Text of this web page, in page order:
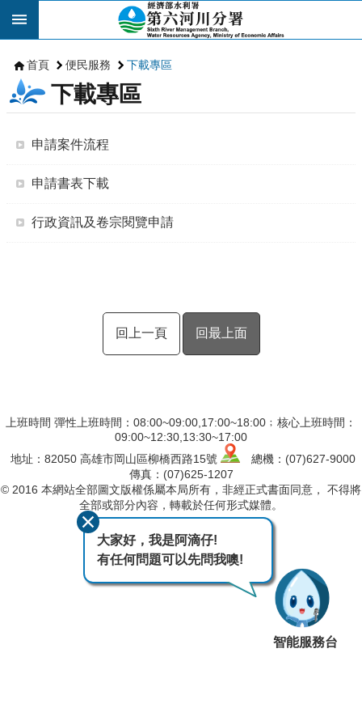
跳到主要內容區塊
首頁 便民服務 下載專區
下載專區
申請案件流程
申請書表下載
行政資訊及卷宗閱覽申請
回上一頁 回最上面
上班時間 彈性上班時間：08:00~09:00,17:00~18:00﹔核心上班時間：
09:00~12:30,13:30~17:00
地址：82050 高雄市岡山區柳橋西路15號
總機：(07)627-9000
傳真：(07)625-1207
© 2016 本網站全部圖文版權係屬本局所有，非經正式書面同意， 不得將
全部或部分內容，轉載於任何形式媒體。
最後異動日期115-08-06
瀏覽人次1736
大家好，我是阿滴仔!
有任何問題可以先問我噢!
智能服務台